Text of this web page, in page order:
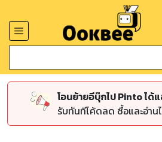
โอนย้ายอีบุ๊กไป Pinto ได้
รับทันทีโค้ดลด ซื้อและอ่า